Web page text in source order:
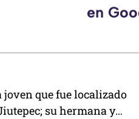
en
que fue localizado
su hermana y